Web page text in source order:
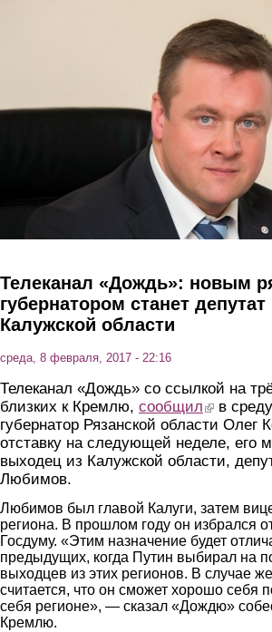
Телеканал «Дождь»: новым
губернатором станет
Калужской области
среда, 8 февраля, 2017 - 22:16
Телеканал «Дождь» со ссылкой на
близких к Кремлю, сообщил (link is
в
губернатор Рязанской области Олег
отставку на следующей неделе, его
выходец из Калужской области,
Любимов.
Любимов был главой Калуги, затем
региона. В прошлом году он избрался
Госдуму. «Этим назначение будет
предыдущих, когда Путин выбирал на
выходцев из этих регионов. В случае
считается, что он сможет хорошо себя
себя регионе», — сказал «Дождю»
Кремлю.